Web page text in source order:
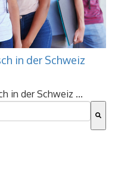
in der Schweiz
in der Schweiz ...
Suchfeld leer ist.